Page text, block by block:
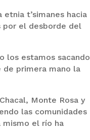
t’simanes hacia
por el desborde del
los estamos sacando
de primera mano la
Monte Rosa y
las comunidades
mismo el río ha